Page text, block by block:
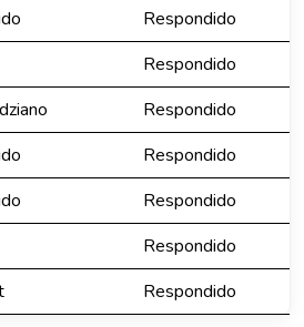
Respondido
Respondido
Respondido
Respondido
Respondido
Respondido
Respondido